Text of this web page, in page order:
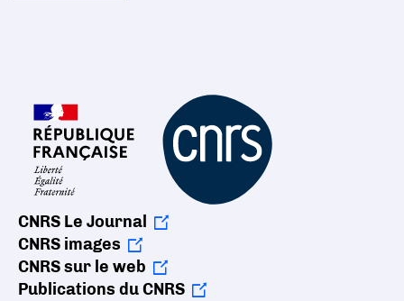
CNRS Le Journal
CNRS images
CNRS sur le web
Publications du CNRS